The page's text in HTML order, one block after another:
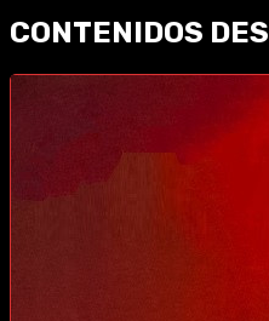
CONTENIDOS